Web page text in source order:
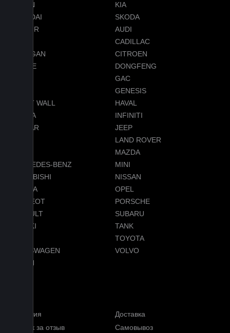
RAVON
KIA
HYUNDAI
SKODA
JETOUR
AUDI
CADILLAC
CHANGAN
CITROEN
DODGE
DONGFENG
GAC
GENESIS
GREAT WALL
HAVAL
HONDA
INFINITI
JAGUAR
JEEP
LAND ROVER
MAZDA
MERCEDES-BENZ
MINI
MITSUBISHI
NISSAN
OMODA
OPEL
PEUGEOT
PORSCHE
RENAULT
SUBARU
SUZUKI
TANK
TOYOTA
VOLKSWAGEN
VOLVO
VOYAH
Гарантия
Доставка
Кэшбэк за отзыв
Самовывоз